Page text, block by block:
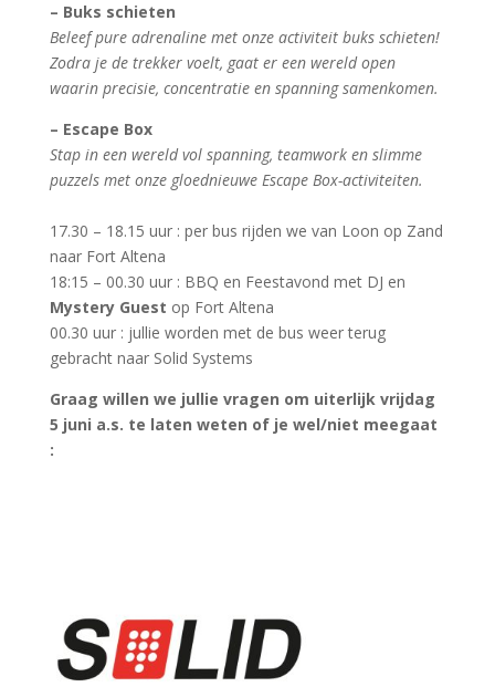
– Buks schieten
Beleef pure adrenaline met onze activiteit buks schieten!
Zodra je de trekker voelt, gaat er een wereld open
waarin precisie, concentratie en spanning samenkomen.
– Escape Box
Stap in een wereld vol spanning, teamwork en slimme
puzzels met onze gloednieuwe Escape Box-activiteiten.
17.30 – 18.15 uur : per bus rijden we van Loon op Zand
naar Fort Altena
18:15 – 00.30 uur : BBQ en Feestavond met DJ en
Mystery Guest op Fort Altena
00.30 uur : jullie worden met de bus weer terug
gebracht naar Solid Systems
Graag willen we jullie vragen om uiterlijk vrijdag
5 juni a.s. te laten weten of je wel/niet meegaat
: